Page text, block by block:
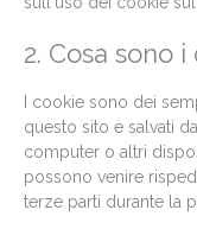
2. Cosa sono
I cookie sono dei
questo sito e salvati
computer o altri
possono venire
terze parti durante la